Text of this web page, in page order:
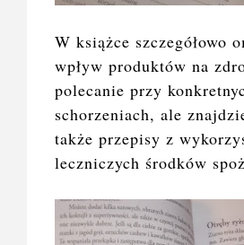
W książce szczegółowo
wpływ produktów na
polecanie przy
schorzeniach, ale
także przepisy z
leczniczych środków